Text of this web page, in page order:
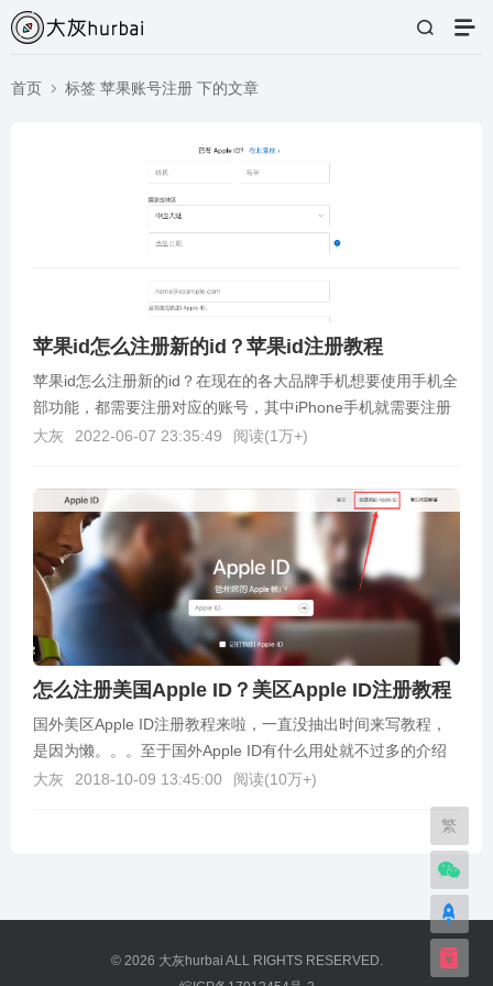
首页 标签 苹果账号注册 下的文章
苹果id怎么注册新的id？苹果id注册教程
苹果id怎么注册新的id？在现在的各大品牌手机想要使用手机全
部功能，都需要注册对应的账号，其中iPhone手机就需要注册
一个Apple ID账号，那我们没有或者...
大灰 2022-06-07 23:35:49 阅读(1万+)
怎么注册美国Apple ID？美区Apple ID注册教程
国外美区Apple ID注册教程来啦，一直没抽出时间来写教程，
是因为懒。。。至于国外Apple ID有什么用处就不过多的介绍
了，需要的人自然是知道，不知道的百度...
大灰 2018-10-09 13:45:00 阅读(10万+)
© 2026 大灰hurbai ALL RIGHTS RESERVED.
繁